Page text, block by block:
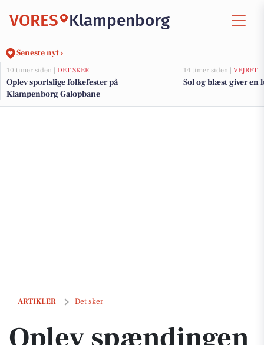
VORES Klampenborg
Seneste nyt ›
10 timer siden | DET SKER
Oplev sportslige folkefester på
Klampenborg Galopbane
14 timer siden | VEJRET
Sol og blæst giver en
ARTIKLER Det sker
Oplev spændingen ved Klampenborg Galopbane